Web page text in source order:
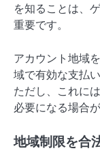
を知ることは、
重要です。
アカウント地域
域で有効な支払
ただし、これに
必要になる場合
地域制限を合